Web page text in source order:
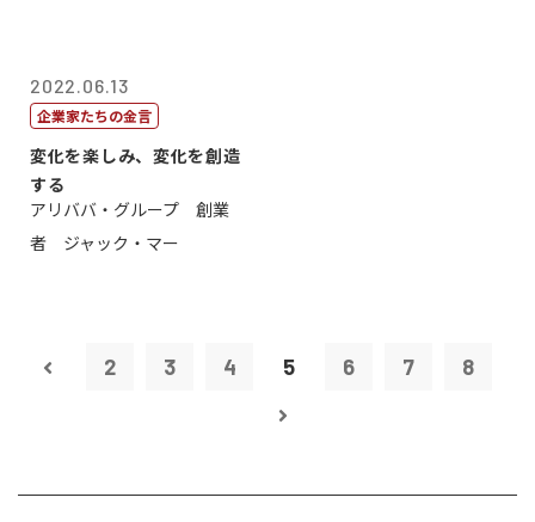
2022.06.13
企業家たちの金言
変化を楽しみ、変化を創造
する
アリババ・グループ 創業
者 ジャック・マー
2 3 4 5 6 7 8